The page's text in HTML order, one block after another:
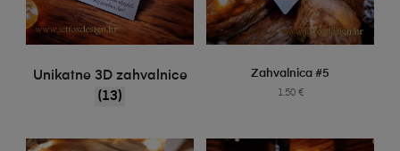
Unikatne 3D zahvalnice
(13)
SELECT OPTIONS
Zahvalnica #5
1.50 €